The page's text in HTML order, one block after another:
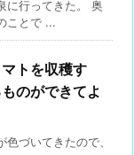
に行ってきた。 奥
ことで ...
トを収穫す
のができてよ
づいてきたので、